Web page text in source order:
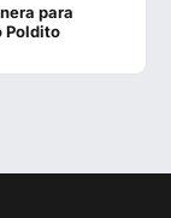
722 639 971
956 444 408
para
Poldito